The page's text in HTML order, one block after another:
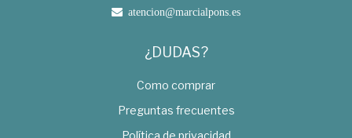
atencion@marcialpons.es
¿DUDAS?
Como comprar
Preguntas frecuentes